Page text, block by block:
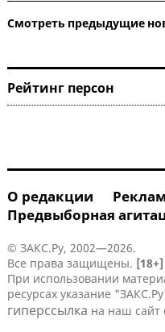
Смотреть
О редакции
Предвыборная
© ЗАКС.Ру, 2002—2026.
Все права защищены. [18+]
При использовании
ресурсах указание
гиперссылка на наш сайт